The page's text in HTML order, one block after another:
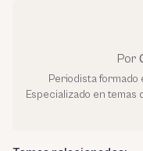
Por
Periodista formado
Especializado en temas